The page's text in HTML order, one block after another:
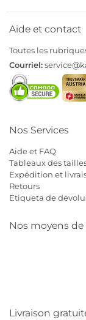
Aide et contact
Toutes les
Courriel:
Nos Services
Aide et FAQ
Tableaux des
Expédition et
Retours
Etiqueta de
Nos moyens
Livraison